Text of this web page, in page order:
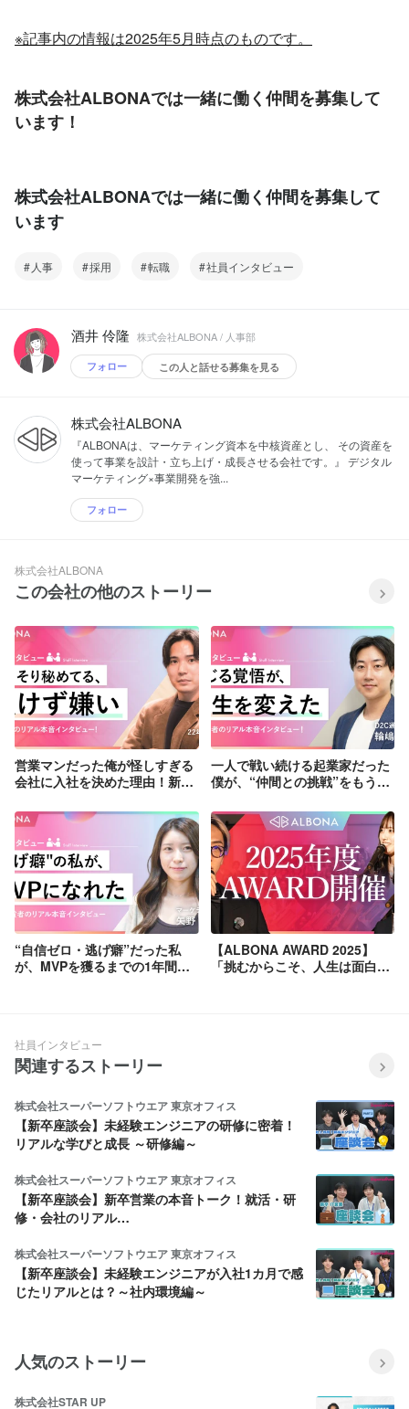
※記事内の情報は2025年5月時点のものです。
株式会社ALBONAでは一緒に働く仲間を募集して
います！
株式会社ALBONAでは一緒に働く仲間を募集して
います
人事 採用 転職 社員インタビュー
酒井 伶隆 株式会社ALBONA / 人事部
フォロー この人と話せる募集を見る
株式会社ALBONA
『ALBONAは、マーケティング資本を中核資産とし、 その資産を
使って事業を設計・立ち上げ・成長させる会社です。』 デジタル
マーケティング×事業開発を強...
フォロー
株式会社ALBONA
この会社の他のストーリー
営業マンだった俺が怪しすぎる
会社に入社を決めた理由！新入
ンタビュー】
一人で戦い続ける起業家だった
僕が、“仲間との挑戦”をもう一
ビュー】
“自信ゼロ・逃げ癖”だった私
が、MVPを獲るまでの1年間
【ALBONA AWARD 2025】
「挑むからこそ、人生は面白
社員インタビュー
関連するストーリー
株式会社スーパーソフトウエア 東京オフィス
【新卒座談会】未経験エンジニアの研修に密着！
リアルな学びと成長 ～研修編～
株式会社スーパーソフトウエア 東京オフィス
【新卒座談会】新卒営業の本音トーク！就活・研
修・会社のリアル…
株式会社スーパーソフトウエア 東京オフィス
【新卒座談会】未経験エンジニアが入社1カ月で感
じたリアルとは？～社内環境編～
人気のストーリー
株式会社STAR UP